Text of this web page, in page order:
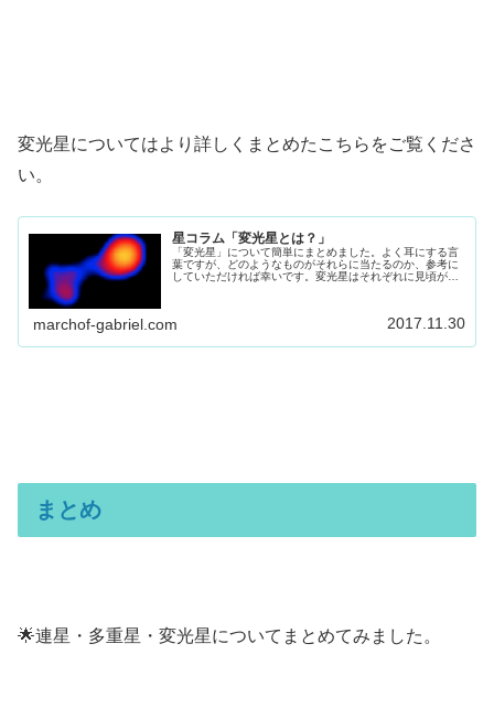
変光星についてはより詳しくまとめたこちらをご覧くださ
い。
星コラム「変光星とは？」
「変光星」について簡単にまとめました。よく耳にする言
葉ですが、どのようなものがそれらに当たるのか、参考に
していただければ幸いです。変光星はそれぞれに見頃があ
marchof-gabriel.com 2017.11.30
まとめ
🌟連星・多重星・変光星についてまとめてみました。